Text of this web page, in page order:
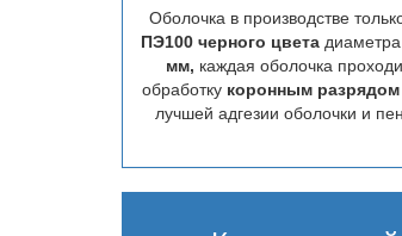
Оболочка в производстве
ПЭ100 черного цвета диаметра
мм, каждая оболочка
обработку коронным разрядом
лучшей адгезии оболочки и